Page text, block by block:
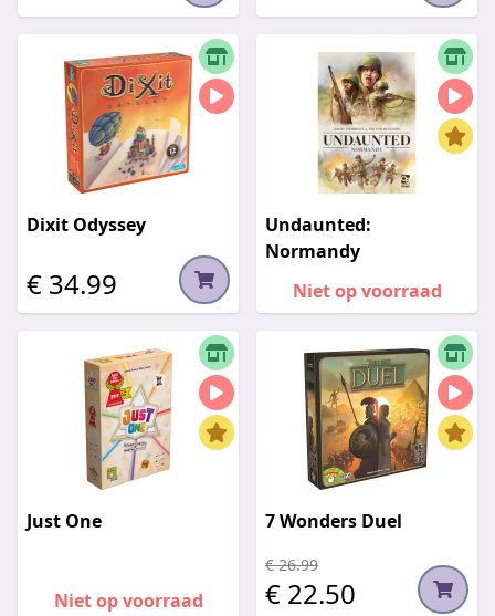
Dixit Odyssey
€ 34.99
Undaunted:
Normandy
Niet op voorraad
Just One
Niet op voorraad
7 Wonders Duel
€ 26.99
€ 22.50